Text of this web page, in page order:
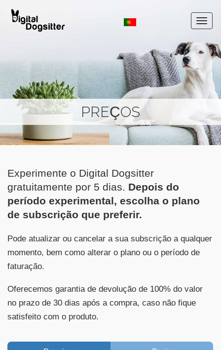
PREÇOS
Experimente o Digital Dogsitter
gratuitamente por 5 dias. Depois do
período experimental, escolha o plano
de subscrição que preferir.
Pode atualizar ou cancelar a sua subscrição a qualquer
momento, bem como alterar o plano ou o período de
faturação.
Oferecemos garantia de devolução de 100% do valor
no prazo de 30 dias após a compra, caso não fique
satisfeito com o produto.